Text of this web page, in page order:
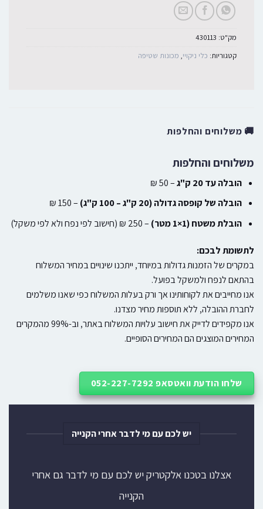
מק"ט: 430113
קטגוריות: כלי ניקויי, מכונות שטיפה
🚚 משלוחים והחלפות
משלוחים והחלפות
הובלה עד 20 ק"ג
– 50 ₪
הובלה של קופסה גדולה (20 ק"ג – 100 ק"ג)
– 150 ₪
הובלת משטח (1×1 מטר)
– 250 ₪ (חישוב לפי נפח ולא לפי משקל)
לתשומת לבכם:
במקרים של הזמנות גדולות במיוחד, ייתכנו שינויים במחיר המשלוח
בהתאם לנפח ולמשקל בפועל.
אנו מחייבים את לקוחותינו אך ורק בעלות המשלוח כפי שאנו משלמים
לחברת ההובלה, ללא תוספות מחיר מצדנו.
אנו מקפידים לדייק את חישוב עלויות המשלוח באתר, וב-99% מהמקרים
המחירים המוצגים הם המחירים הסופיים.
שלחו הודעת וואטסאפ 052-227-7292
יש לכם עם מי לדבר אחרי הקנייה
אצלנו בטכנו אלקטריק יש לכם עם מי לדבר גם אחרי
הקנייה